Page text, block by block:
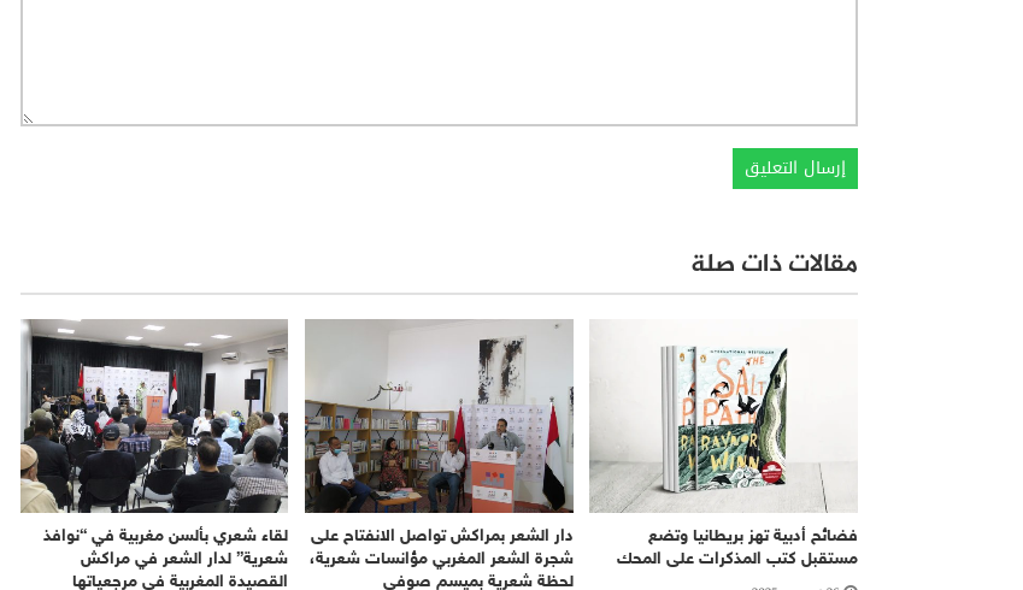
مقالات ذات صلة
فضائح أدبية تهز بريطانيا وتضع
مستقبل كتب المذكرات على المحك
دار الشعر بمراكش تواصل الانفتاح على
شجرة الشعر المغربي مؤانسات شعرية،
لحظة شعرية بميسم صوفي
لقاء شعري بألسن مغربية في “نوافذ
شعرية” لدار الشعر في مراكش
القصيدة المغربية في مرجعياتها